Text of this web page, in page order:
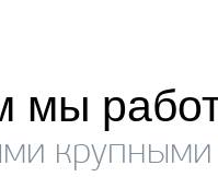
мы
крупными